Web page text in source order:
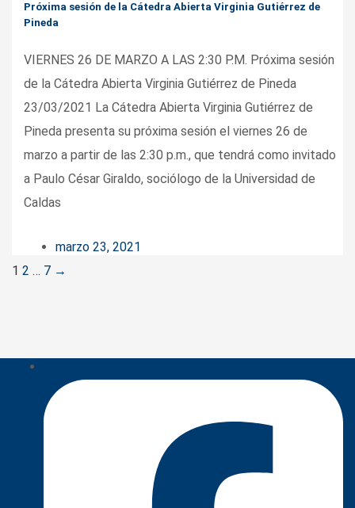
Próxima sesión de la Cátedra Abierta Virginia Gutiérrez de
Pineda
VIERNES 26 DE MARZO A LAS 2:30 P.M. Próxima sesión
de la Cátedra Abierta Virginia Gutiérrez de Pineda
23/03/2021 La Cátedra Abierta Virginia Gutiérrez de
Pineda presenta su próxima sesión el viernes 26 de
marzo a partir de las 2:30 p.m., que tendrá como invitado
a Paulo César Giraldo, sociólogo de la Universidad de
Caldas
marzo 23, 2021
Posts
1 2 … 7 →